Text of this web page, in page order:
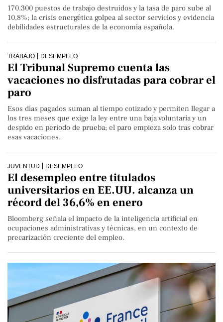
170.300 puestos de trabajo destruidos y la tasa de paro sube al
10,8%; la crisis energética golpea al sector servicios y evidencia
debilidades estructurales de la economía española.
TRABAJO DESEMPLEO
El Tribunal Supremo cuenta las
vacaciones no disfrutadas para cobrar el
paro
Esos días pagados suman al tiempo cotizado y permiten llegar a
los tres meses que exige la ley entre una baja voluntaria y un
despido en periodo de prueba; el paro empieza solo tras cobrar
esas vacaciones.
JUVENTUD DESEMPLEO
El desempleo entre titulados
universitarios en EE.UU. alcanza un
récord del 36,6% en enero
Bloomberg señala el impacto de la inteligencia artificial en
ocupaciones administrativas y técnicas, en un contexto de
precarización creciente del empleo.